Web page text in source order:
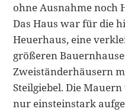
ohne Ausnahme noch
Das Haus war für die
Heuerhaus, eine
größeren
Zweiständerhäusern
Steilgiebel. Die
nur einsteinstark